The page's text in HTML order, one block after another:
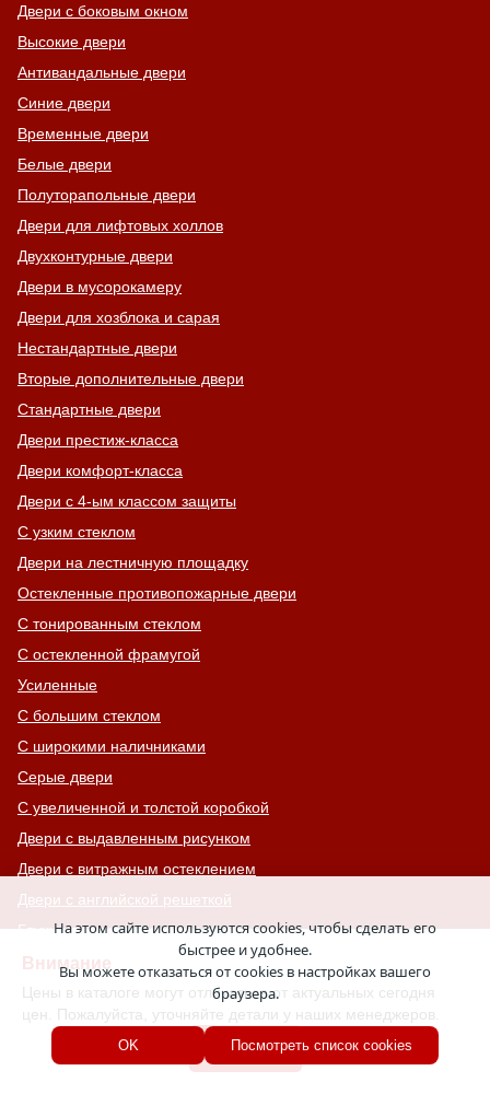
Внимание
Цены в каталоге могут отличаться от актуальных сегодня
цен. Пожалуйста, уточняйте детали у наших менеджеров.
Хорошо
Двери с боковым окном
Высокие двери
Антивандальные двери
Синие двери
Временные двери
Белые двери
Полуторапольные двери
Двери для лифтовых холлов
Двухконтурные двери
Двери в мусорокамеру
Двери для хозблока и сарая
Нестандартные двери
Вторые дополнительные двери
Стандартные двери
Двери престиж-класса
Двери комфорт-класса
Двери с 4-ым классом защиты
С узким стеклом
Двери на лестничную площадку
Остекленные противопожарные двери
С тонированным стеклом
С остекленной фрамугой
Усиленные
С большим стеклом
С широкими наличниками
Серые двери
С увеличенной и толстой коробкой
Двери с выдавленным рисунком
Двери с витражным остеклением
Двери с английской решеткой
Глухие противопожарные двери
Однопольные противопожарные двери
Двери со львом
Двери Антипаника
Двери с окном сверху
На этом сайте используются cookies, чтобы сделать его
быстрее и удобнее.
Вы можете отказаться от cookies в настройках вашего
браузера.
OK Посмотреть список cookies